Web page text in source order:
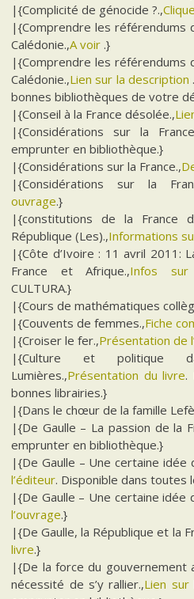
|{Complicité de génocide ?.,
|{Comprendre les référendums
Calédonie.,A voir .}
|{Comprendre les référendums
Calédonie.,Lien sur la description
bonnes bibliothèques de votre
|{Conseil à la France désolée.,
|{Considérations sur la
emprunter en bibliothèque.}
|{Considérations sur la France.,
|{Considérations sur la
ouvrage.}
|{constitutions de la France
République (Les).,Informations
|{Côte d’Ivoire : 11 avril 2011:
France et Afrique.,Infos sur
CULTURA.}
|{Cours de mathématiques
|{Couvents de femmes.,Fiche
|{Croiser le fer.,Présentation de
|{Culture et politique
Lumières.,Présentation du livre.
bonnes librairies.}
|{Dans le chœur de la famille
|{De Gaulle – La passion de la
emprunter en bibliothèque.}
|{De Gaulle – Une certaine idée
l’éditeur. Disponible dans toutes
|{De Gaulle – Une certaine idée
l’ouvrage.}
|{De Gaulle, la République et la
livre.}
|{De la force du gouvernement
nécessité de s’y rallier.,Lien